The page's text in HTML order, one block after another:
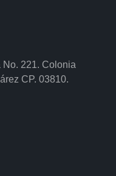
No. 221. Colonia
CP. 03810.